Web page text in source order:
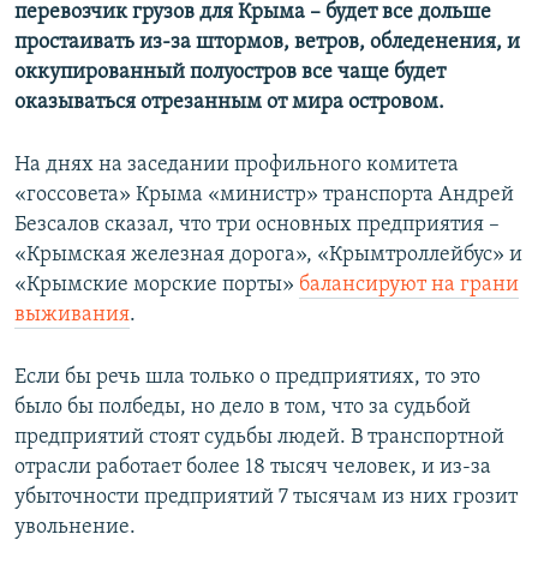
перевозчик грузов для Крыма – будет все дольше
простаивать из-за штормов, ветров, обледенения, и
оккупированный полуостров все чаще будет
оказываться отрезанным от мира островом.
На днях на заседании профильного комитета
«госсовета» Крыма «министр» транспорта Андрей
Безсалов сказал, что три основных предприятия –
«Крымская железная дорога», «Крымтроллейбус» и
«Крымские морские порты» балансируют на грани
выживания.
Если бы речь шла только о предприятиях, то это
было бы полбеды, но дело в том, что за судьбой
предприятий стоят судьбы людей. В транспортной
отрасли работает более 18 тысяч человек, и из-за
убыточности предприятий 7 тысячам из них грозит
увольнение.